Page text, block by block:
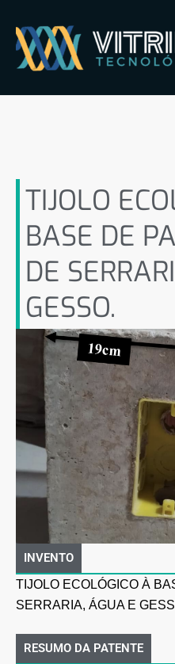
para
conteúdo
TIJOLO
BASE DE
DE
GESSO.
INVENTO
TIJOLO ECOLÓGICO À
SERRARIA, ÁGUA E
RESUMO DA PATENTE